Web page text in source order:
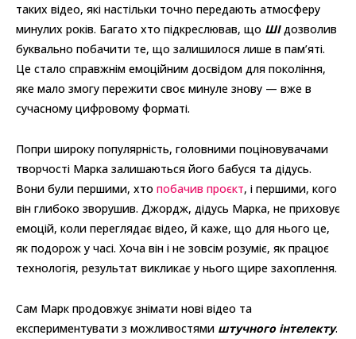
таких відео, які настільки точно передають атмосферу
минулих років. Багато хто підкреслював, що ШІдозволив
буквально побачити те, що залишилося лише в пам’яті.
Це стало справжнім емоційним досвідом для покоління,
яке мало змогу пережити своє минуле знову — вже в
сучасному цифровому форматі.
Попри широку популярність, головними поціновувачами
творчості Марка залишаються його бабуся та дідусь.
Вони були першими, хто побачив проєкт, і першими, кого
він глибоко зворушив. Джордж, дідусь Марка, не приховує
емоцій, коли переглядає відео, й каже, що для нього це,
як подорож у часі. Хоча він і не зовсім розуміє, як працює
технологія, результат викликає у нього щире захоплення.
Сам Марк продовжує знімати нові відео та
експериментувати з можливостями штучного інтелекту.